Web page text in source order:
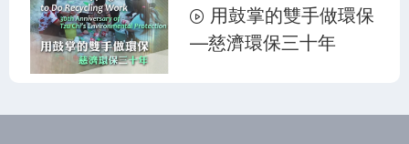
用鼓掌的雙手做環保
—慈濟環保三十年